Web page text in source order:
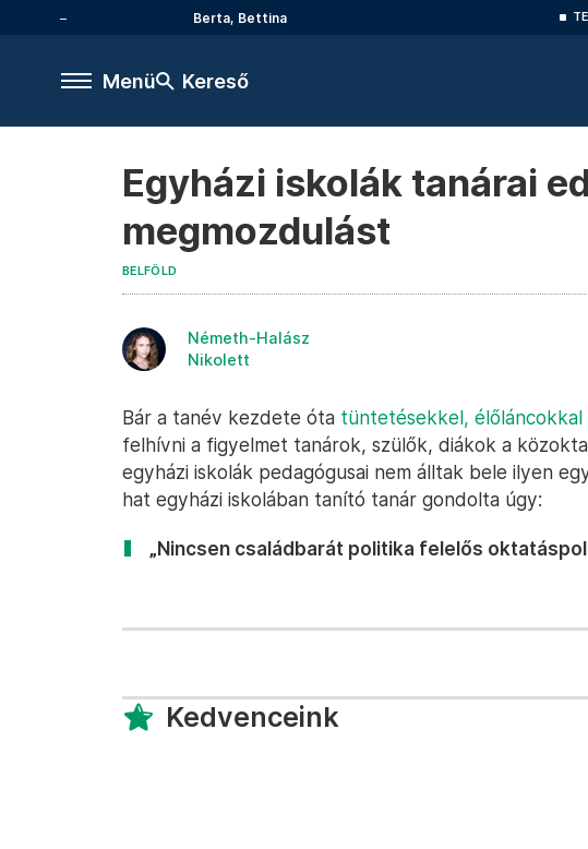
Berta, Bettina
Menü Kereső
Egyházi iskolák tanárai
megmozdulást
BELFÖLD
Németh-Halász
Nikolett
Bár a tanév kezdete óta tüntetésekkel, élőláncokkal
felhívni a figyelmet tanárok, szülők, diákok a
egyházi iskolák pedagógusai nem álltak bele ilyen
hat egyházi iskolában tanító tanár gondolta úgy:
„Nincsen családbarát politika felelős
Kedvenceink